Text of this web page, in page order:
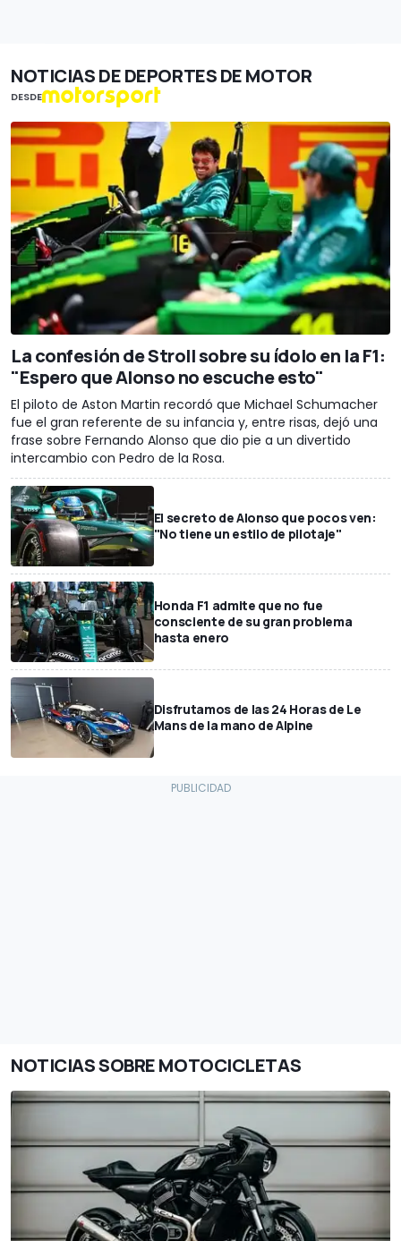
NOTICIAS DE DEPORTES DE MOTOR
DESDE
La confesión de Stroll sobre su ídolo en la F1:
"Espero que Alonso no escuche esto"
El piloto de Aston Martin recordó que Michael Schumacher
fue el gran referente de su infancia y, entre risas, dejó una
frase sobre Fernando Alonso que dio pie a un divertido
intercambio con Pedro de la Rosa.
El secreto de Alonso que pocos ven:
"No tiene un estilo de pilotaje"
Honda F1 admite que no fue
consciente de su gran problema
hasta enero
Disfrutamos de las 24 Horas de Le
Mans de la mano de Alpine
NOTICIAS SOBRE MOTOCICLETAS